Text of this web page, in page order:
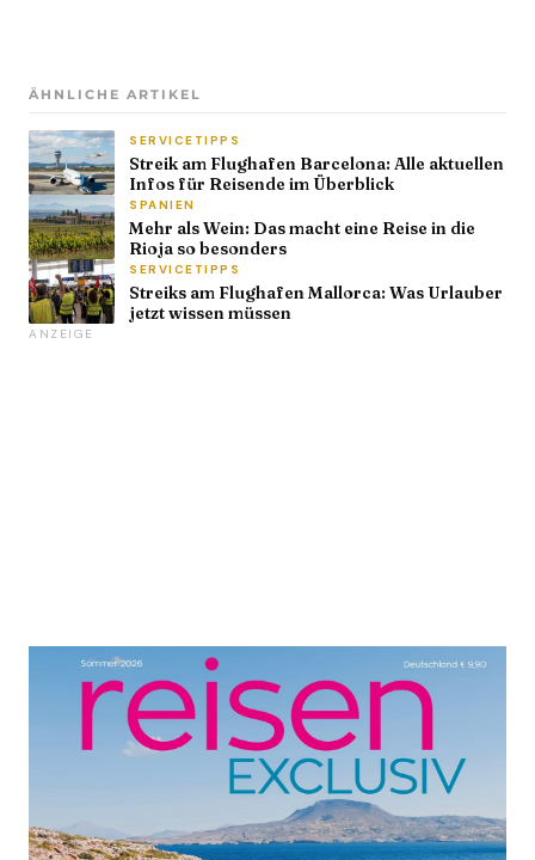
SERVICETIPPS
Streik am Flughafen Barcelona: Alle aktuellen
Infos für Reisende im Überblick
SPANIEN
Mehr als Wein: Das macht eine Reise in die
Rioja so besonders
SERVICETIPPS
Streiks am Flughafen Mallorca: Was Urlauber
jetzt wissen müssen